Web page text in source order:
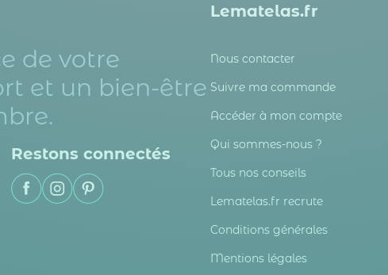
de votre
et un bien-être
Restons connectés
Lematelas.fr
Nous contacter
Suivre ma commande
Accéder à mon compte
Qui sommes-nous ?
Tous nos conseils
Lematelas.fr recrute
Conditions générales
Mentions légales